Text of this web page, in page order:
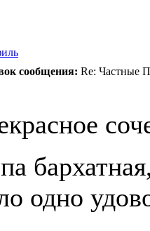
сообщения: Re: Частные
одно